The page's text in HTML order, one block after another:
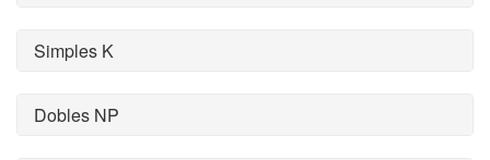
Simples K
Dobles NP